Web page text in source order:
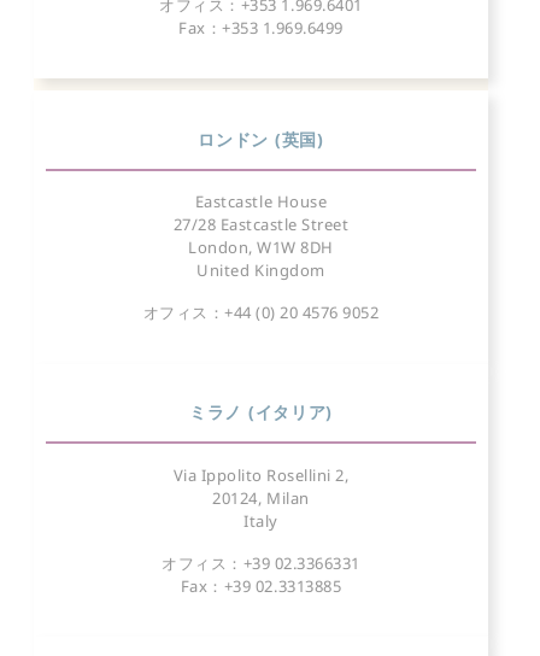
オフィス：+353 1.969.6401
Fax：+353 1.969.6499
ロンドン (英国)
Eastcastle House
27/28 Eastcastle Street
London, W1W 8DH
United Kingdom
オフィス：+44 (0) 20 4576 9052
ミラノ (イタリア)
Via Ippolito Rosellini 2,
20124, Milan
Italy
オフィス：+39 02.3366331
Fax：+39 02.3313885